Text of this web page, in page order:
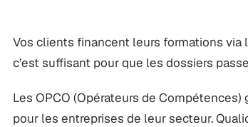
Vos clients financent leurs formations via
c’est suffisant pour que les dossiers
Les OPCO (Opérateurs de
pour les entreprises de leur secteur.